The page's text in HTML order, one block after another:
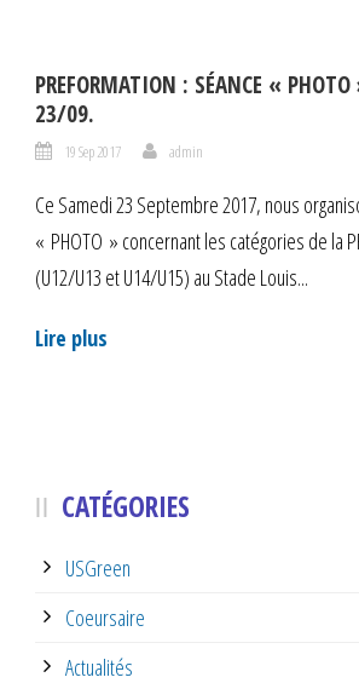
PREFORMATION : SÉANCE «
23/09.
19 Sep 2017 admin
Ce Samedi 23 Septembre 2017, nous
« PHOTO » concernant les catégories de la
(U12/U13 et U14/U15) au Stade Louis...
Lire plus
CATÉGORIES
USGreen
Coeursaire
Actualités